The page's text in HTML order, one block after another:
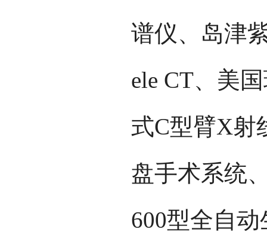
谱仪、岛津
ele CT、美
式C型臂X射
盘手术系统
600型全自